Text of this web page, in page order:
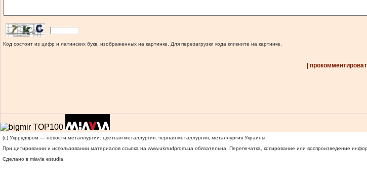
Код состоит из цифр и латинских букв, изображенных на картинке. Для перезагрузки кода кликните на картинке.
|
(c) Укррудпром — новости металлургии: цветная металлургия, черная металлургия, металлургия Украины
При цитировании и использовании материалов ссылка на www.ukrrudprom.ua обязательна. Перепечатка, копирование или воспроизведение
Сделано в miavia estudia.